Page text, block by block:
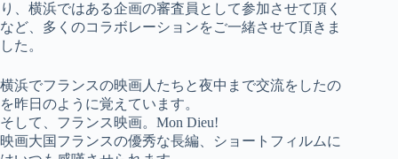
り、横浜ではある企画の審査員として参加させて頂く
など、多くのコラボレーションをご一緒させて頂きま
した。
横浜でフランスの映画人たちと夜中まで交流をしたの
を昨日のように覚えています。
そして、フランス映画。Mon Dieu!
映画大国フランスの優秀な長編、ショートフィルムに